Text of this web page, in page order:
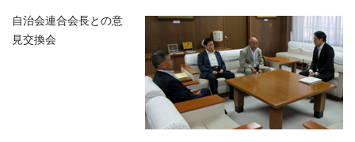
自治会連合会長との意
見交換会